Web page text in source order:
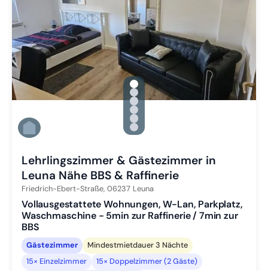
gallery.slide_selector
Zu Slide 1 wechseln
Zu Slide 2 wechseln
Zu Slide 3 wechseln
Zu Slide 4 wechseln
Zu Slide 5 wechseln
Zu Slide 6 wechseln
Lehrlingszimmer & Gästezimmer in
Leuna Nähe BBS & Raffinerie
Friedrich-Ebert-Straße, 06237 Leuna
Vollausgestattete Wohnungen, W-Lan, Parkplatz,
Waschmaschine - 5min zur Raffinerie / 7min zur
BBS
Gästezimmer
Mindestmietdauer 3 Nächte
15× Einzelzimmer
15× Doppelzimmer (2 Gäste)